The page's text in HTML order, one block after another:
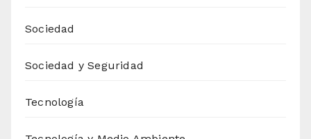
Sociedad
Sociedad y Seguridad
Tecnología